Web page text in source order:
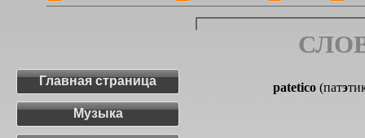
Главная страница
Музыка
patetico(патэ